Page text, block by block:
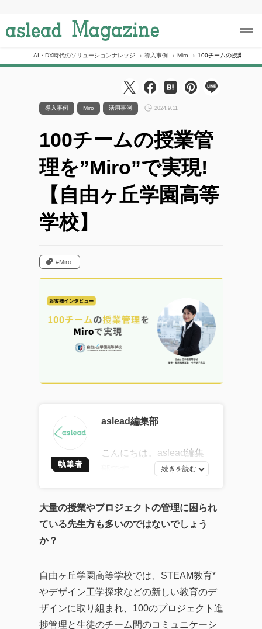
c
AI・DX時代のソリューションナレッジ 導入事例 Miro 100チームの授業管理を
導入事例 Miro 活用事例 2024.9.11
100チームの授業管
理を”Miro”で実現!
【自由ヶ丘学園高等
学校】
#Miro
執筆者
aslead編集部
こんにちは。aslead編集
トレンドから、AI・DXツ
ールの効果的な活用法、
ンまで、幅広い記事を提
供しています。
企業が直面する課題の解
大量の授業やプロジェクトの管理に困られ
ている先生方も多いのではないでしょう
か？
自由ヶ丘学園高等学校では、STEAM教育*
やデザイン工学探求などの新しい教育のデ
ザインに取り組まれ、100のプロジェクト進
捗管理と生徒のチーム間のコミュニケーシ